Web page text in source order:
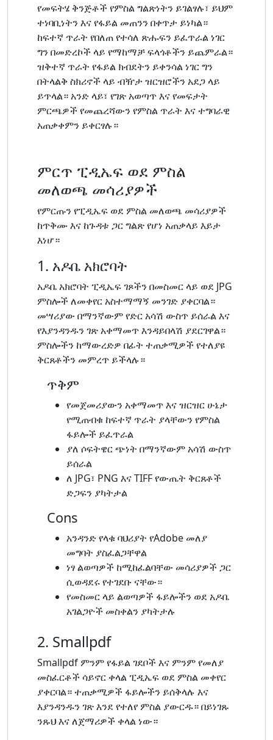
የመፍትሄ ቅንጅቶች የምስል ግልጽነትን ይገልፃሉ፣ ይህም
ተነባቢነትን እና የፋይል መጠንን በቀጥታ ይነካል።
ከፍተኛ ጥራት የበለጠ የተሳለ ጽሑፍን ይፈጥራል ነገር
ግን በመድረኮች ላይ የማከማቻ ፍላጎቶችን ይጨምራል።
ዝቅተኛ ጥራት የፋይል ክብደትን ይቀንሳል ነገር ግን
በትላልቅ ስክሪኖች ላይ ብዥታ ዝርዝሮችን አደጋ ላይ
ይጥላል። አንድ ላይ፣ የገጽ አወጣጥ እና የመፍታት
ምርጫዎች የመጨረሻውን የምስል ጥራት እና ተግባራዊ
አጠቃቀምን ይቀርፃሉ።
ምርጥ ፒዲኤፍ ወደ ምስል
መለወጫ መሳሪያዎች
የምርጡን የፒዲኤፍ ወደ ምስል መለወጫ መሳሪያዎች
ከጥቅሙ እና ከጉዳቱ ጋር ግልጽ የሆነ አጠቃላይ እይታ
እነሆ።
1. አዶቤ አክሮባት
አዶቤ አክሮባት ፒዲኤፍ ገጾችን በመስመር ላይ ወደ JPG
ምስሎች ለመቀየር አስተማማኝ መንገድ ያቀርባል።
መሣሪያው በማንኛውም የድር አሳሽ ውስጥ ይሰራል እና
የእያንዳንዱን ገጽ አቀማመጥ እንዳይበላሽ ያደርገዋል።
ምስሎችን ከማውረድዎ በፊት ተጠቃሚዎች የተለያዩ
ቅርጸቶችን መምረጥ ይችላሉ።
ጥቅም
የመጀመሪያውን አቀማመጥ እና ዝርዝር ሁኔታ
የሚጠብቁ ከፍተኛ ጥራት ያላቸውን የምስል
ፋይሎች ይፈጥራል
ያለ ሶፍትዌር ጭነት በማንኛውም አሳሽ ውስጥ
ይሰራል
ለ JPG፣ PNG እና TIFF የውጤት ቅርጸቶች
ድጋፍን ያካትታል
Cons
አንዳንድ የላቁ ባህሪያት የAdobe መለያ
መግባት ያስፈልጋቸዋል
ነፃ ልወጣዎች ከሚከፈልባቸው መሳሪያዎች ጋር
ሲወዳደሩ የተገደቡ ናቸው።
የመስመር ላይ ልወጣዎች ፋይሎችን ወደ አዶቤ
አገልጋዮች መስቀልን ያካትታሉ
2. Smallpdf
Smallpdf ምንም የፋይል ገደቦች እና ምንም የመለያ
መስፈርቶች ሳይኖር ቀላል ፒዲኤፍ ወደ ምስል መቀየር
ያቀርባል። ተጠቃሚዎች ፋይሎችን ይሰቅላሉ እና
እያንዳንዱን ገጽ እንደ የተለየ ምስል ያውርዱ። በይነገጹ
ንጹህ እና ለጀማሪዎች ቀላል ነው።